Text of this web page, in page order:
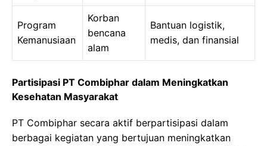
Program
Kemanusiaan
Korban
bencana
alam
Bantuan logistik,
medis, dan finansial
Partisipasi PT Combiphar dalam Meningkatkan
Kesehatan Masyarakat
PT Combiphar secara aktif berpartisipasi dalam
berbagai kegiatan yang bertujuan meningkatkan